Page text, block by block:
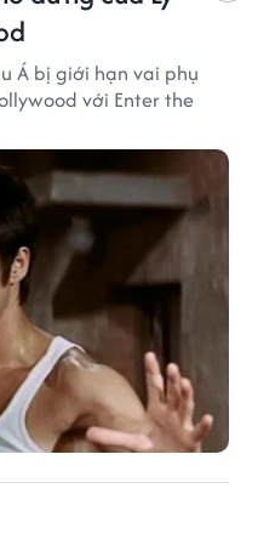
Á bị giới hạn vai phụ
với Enter the